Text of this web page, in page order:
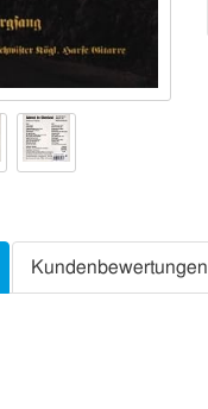
Kundenbewertungen